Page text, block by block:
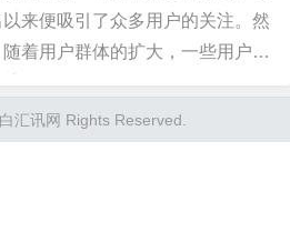
来便吸引了众多用户的关注。然
着用户群体的扩大，一些用户开
实现所谓的“套现”目的。这种行
上是利用微信分付的信用额...
汇讯网 Rights Reserved.